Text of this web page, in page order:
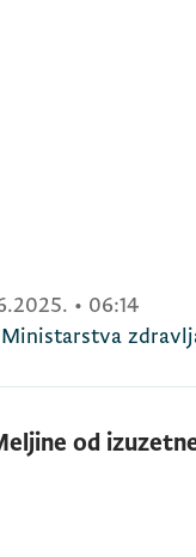
• 06:14
Ministarstva
od